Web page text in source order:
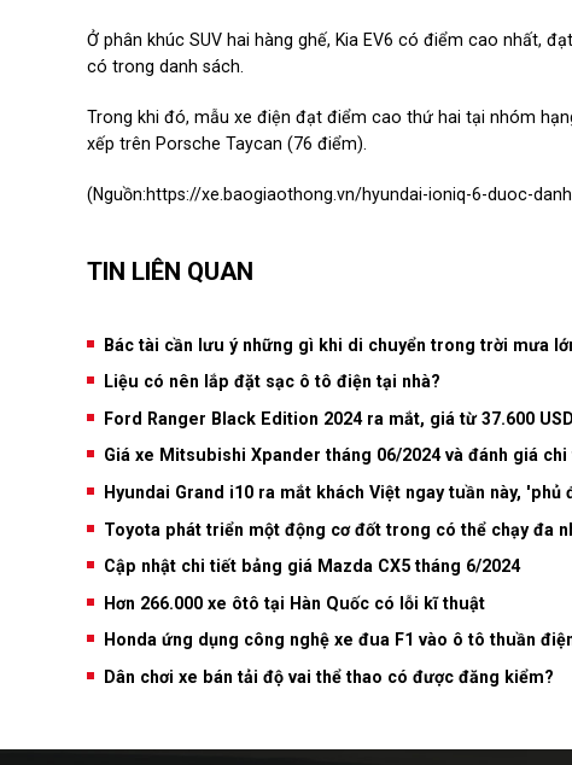
Ở phân khúc SUV hai hàng ghế, Kia EV6 có điểm cao nhất,
có trong danh sách.
Trong khi đó, mẫu xe điện đạt điểm cao thứ hai tại nhóm
xếp trên Porsche Taycan (76 điểm).
(Nguồn:https://xe.baogiaothong.vn/hyundai-ioniq-6-duoc-
TIN LIÊN QUAN
Bác tài cần lưu ý những gì khi di chuyển trong trời mưa
Liệu có nên lắp đặt sạc ô tô điện tại nhà?
Ford Ranger Black Edition 2024 ra mắt, giá từ 37.600 USD
Giá xe Mitsubishi Xpander tháng 06/2024 và đánh giá
Hyundai Grand i10 ra mắt khách Việt ngay tuần này,
Toyota phát triển một động cơ đốt trong có thể chạy đa
Cập nhật chi tiết bảng giá Mazda CX5 tháng 6/2024
Hơn 266.000 xe ôtô tại Hàn Quốc có lỗi kĩ thuật
Honda ứng dụng công nghệ xe đua F1 vào ô tô thuần
Dân chơi xe bán tải độ vai thể thao có được đăng kiểm?